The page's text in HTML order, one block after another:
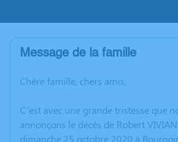
Message de la famille
Chère famille, chers amis,
C’est avec une grande tristesse que
annonçons le décès de Robert
dimanche 25 octobre 2020 à